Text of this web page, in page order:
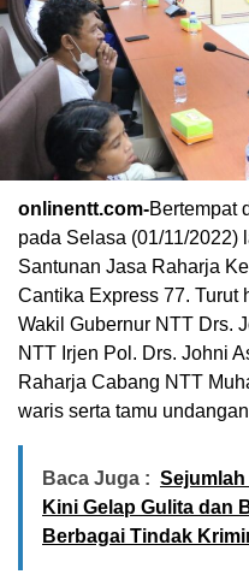
onlinentt.com-Bertempat
pada Selasa (01/11/2022)
Santunan Jasa Raharja
Cantika Express 77. Turut
Wakil Gubernur NTT Drs.
NTT Irjen Pol. Drs. Johni
Raharja Cabang NTT
waris serta tamu
Baca Juga :
Kini Gelap Gulita dan
Berbagai Tindak